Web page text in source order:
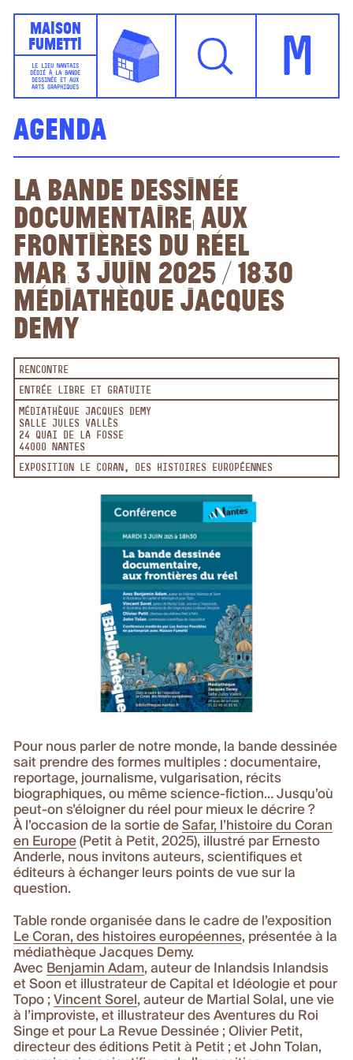
Maison
Fumetti
LE LIEU NANTAIS
DÉDIÉ À LA BANDE
DESSINÉE ET AUX
ARTS GRAPHIQUES
M
Agenda
La bande dessinée
documentaire, aux
frontières du réel
mar. 3 juin 2025 / 18:30
Médiathèque Jacques
Demy
RENCONTRE
ENTRÉE LIBRE ET GRATUITE
MÉDIATHÈQUE JACQUES DEMY
SALLE JULES VALLÈS
24 QUAI DE LA FOSSE
44000 NANTES
EXPOSITION LE CORAN, DES HISTOIRES EUROPÉENNES
Pour nous parler de notre monde, la bande dessinée
sait prendre des formes multiples : documentaire,
reportage, journalisme, vulgarisation, récits
biographiques, ou même science-fiction… Jusqu’où
peut-on s’éloigner du réel pour mieux le décrire ?
À l’occasion de la sortie deSafar, l’histoire du Coran
en Europe (Petit à Petit, 2025), illustré par Ernesto
Anderle, nous invitons auteurs, scientifiques et
éditeurs à échanger leurs points de vue sur la
question.
Table ronde organisée dans le cadre de l’exposition
Le Coran, des histoires européennes, présentée à la
médiathèque Jacques Demy.
Avec Benjamin Adam, auteur de Inlandsis Inlandsis
et Soon et illustrateur de Capital et Idéologie et pour
Topo ;Vincent Sorel , auteur de Martial Solal, une vie
à l’improviste, et illustrateur des Aventures du Roi
Singe et pour La Revue Dessinée ; Olivier Petit,
directeur des éditions Petit à Petit ; et John Tolan,